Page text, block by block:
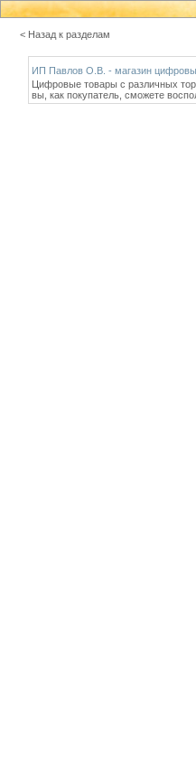
< Назад к разделам
ИП Павлов О.В. - магазин
Цифровые товары с различных
вы, как покупатель, сможете